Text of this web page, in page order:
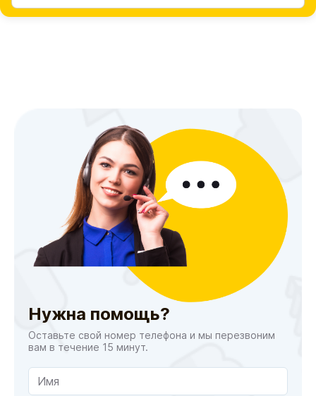
Нужна помощь?
Оставьте свой номер телефона и мы перезвоним
вам в течение 15 минут.